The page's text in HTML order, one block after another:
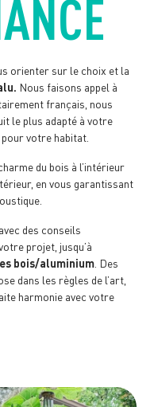
orienter sur le choix et la
Nous faisons appel à
français, nous
le plus adapté à votre
votre habitat.
du bois à l’intérieur
en vous garantissant
des conseils
projet, jusqu’à
bois/aluminium. Des
dans les règles de l’art,
harmonie avec votre